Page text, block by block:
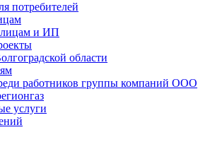
потребителей
и ИП
области
работников группы компаний ООО
услуги